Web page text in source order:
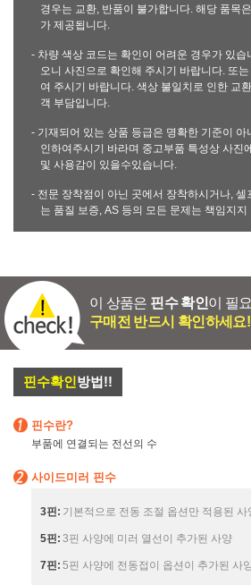
경우는 교환, 반품이 불가합니다. 해당 품목
가 제공됩니다.
- 차량 색상 코드는 확인이 어려운 경우가 있습
오니 사진으로 확인해 주시기 바랍니다. 또
여 주시기 바랍니다. 색상 불일치로 인한 교
객 부담입니다.
- 기재되어 있는 상품 등급은 명확한 기준이
인하여주시기 바라며 중고부품 특성상 사진
및 사용감이 있을수있습니다.
- 전문 장착점이 아닌 곳에서 장착하시거나, 셀
는 품질 보증, AS 등의 모든 문제는 책임지지
이 상품은 핀수 확인이 필
구매전 반드시 확인하세요!
핀수확인방법!!
핀수란?
부품에 연결되는 전선의 수
사이드미러 핀수
3핀: 기본적으로 전동 조절 옵션만 적용된 사
5핀: 3핀 사양에 미러 열선이 추가된 사양
7핀: 5핀 사양에 전동접이 옵션이 추가된 사